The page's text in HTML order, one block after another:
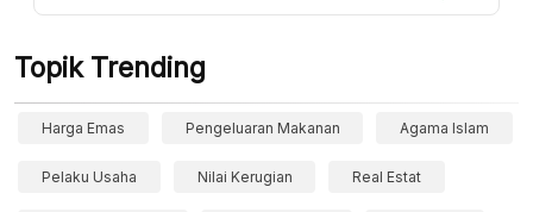
Topik Trending
Harga Emas Pengeluaran Makanan Agama Islam
Pelaku Usaha Nilai Kerugian Real Estat